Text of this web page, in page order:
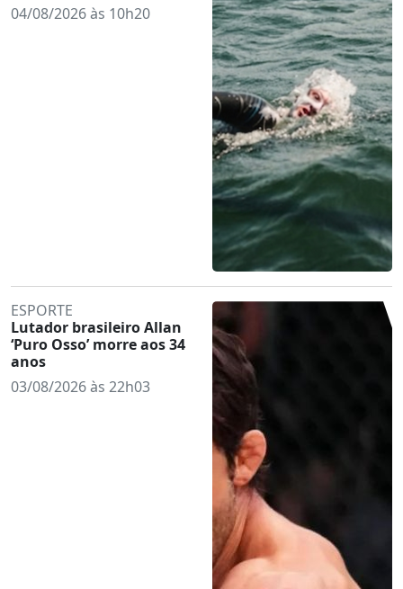
04/08/2026 às 10h20
ESPORTE
Lutador brasileiro Allan
‘Puro Osso’ morre aos 34
anos
03/08/2026 às 22h03